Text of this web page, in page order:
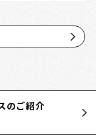
のご紹介